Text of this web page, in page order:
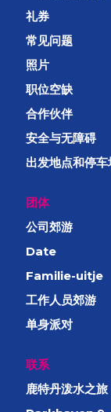
礼券
常见问题
照片
职位空缺
合作伙伴
安全与无障碍
出发地点和停车
团体
公司郊游
Date
Familie-uitje
工作人员郊游
单身派对
联系
鹿特丹泼水之旅